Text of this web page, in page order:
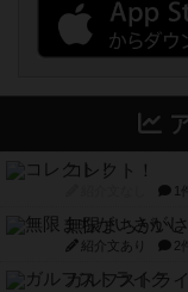
コレクト！
1
無限まちがいさ
紹介文あり 2
ガルフストラ